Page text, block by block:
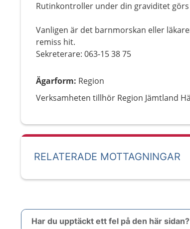
Rutinkontroller under din graviditet
Vanligen är det barnmorskan eller
remiss hit.
Sekreterare: 063-15 38 75
Ägarform: Region
Verksamheten tillhör Region Jämtland
RELATERADE MOTTAGNINGAR
Har du upptäckt ett fel på den här sidan?